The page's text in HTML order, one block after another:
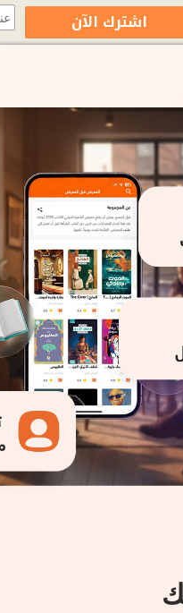
اشترك الآن